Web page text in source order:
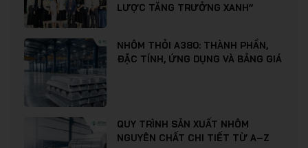
LƯỢC TĂNG TRƯỞNG XANH”
NHÔM THỎI A380: THÀNH PHẦN,
ĐẶC TÍNH, ỨNG DỤNG VÀ BẢNG GIÁ
QUY TRÌNH SẢN XUẤT NHÔM
NGUYÊN CHẤT CHI TIẾT TỪ A–Z